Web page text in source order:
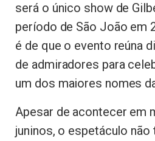
será o único show de
período de São João em
é de que o evento reúna
de admiradores para
um dos maiores nomes
Apesar de acontecer em
juninos, o espetáculo